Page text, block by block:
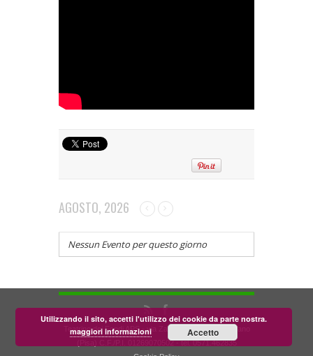
AGOSTO, 2026
Nessun Evento per questo giorno
Teatrino dei Fondi APS - via Zara, 58 56024 Corazzano
(Pisa) C.F./P.I. 01269070502 - tel. 0571.462835
Utilizzando il sito, accetti l'utilizzo dei cookie da parte nostra.
maggiori informazioni
Accetto